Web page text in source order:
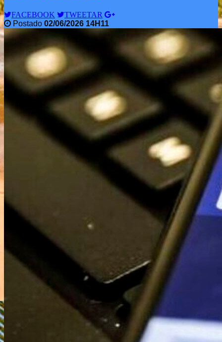
FACEBOOK
TWEETAR
Postado 02/06/2026 14H11